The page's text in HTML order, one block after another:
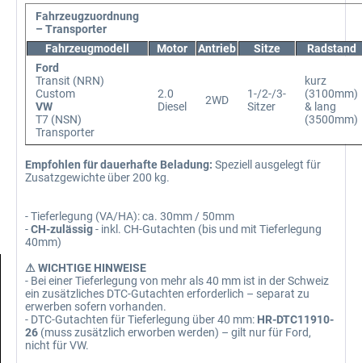
Fahrzeugzuordnung
– Transporter
Fahrzeugmodell
Motor Antrieb Sitze
Radstand
Ford
Transit (NRN)
Custom
VW
T7 (NSN)
Transporter
2.0
Diesel
2WD
1-/2-/3-
Sitzer
kurz
(3100mm)
& lang
(3500mm)
Empfohlen für dauerhafte Beladung: Speziell ausgelegt für
Zusatzgewichte über 200 kg.
- Tieferlegung (VA/HA): ca. 30mm / 50mm
-CH-zulässig- inkl. CH-Gutachten (bis und mit Tieferlegung
40mm)
⚠ WICHTIGE HINWEISE
- Bei einer Tieferlegung von mehr als 40 mm ist in der Schweiz
ein zusätzliches DTC-Gutachten erforderlich – separat zu
erwerben sofern vorhanden.
- DTC-Gutachten für Tieferlegung über 40 mm: HR-DTC11910-
26 (muss zusätzlich erworben werden) – gilt nur für Ford,
nicht für VW.